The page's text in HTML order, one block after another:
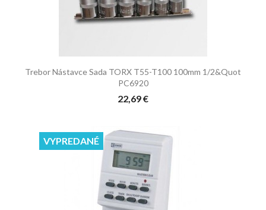
Trebor Nástavce Sada TORX T55-T100 100mm 1/2&quot
PC6920
22,69 €
VYPREDANÉ